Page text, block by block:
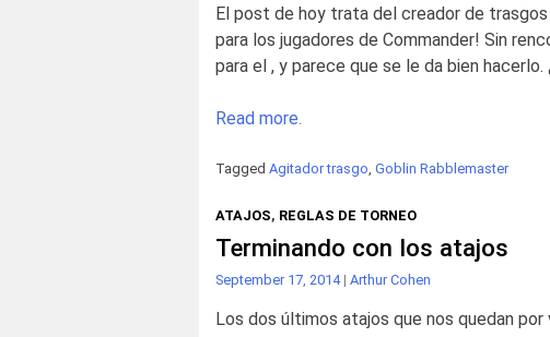
El post de hoy trata del creador de
para los jugadores de Commander! Sin
para el , y parece que se le da bien
Read more.
Tagged Agitador trasgo, Goblin Rabblemaster
ATAJOS, REGLAS DE TORNEO
Terminando con los atajos
September 17, 2014 | Arthur Cohen
Los dos últimos atajos que nos quedan